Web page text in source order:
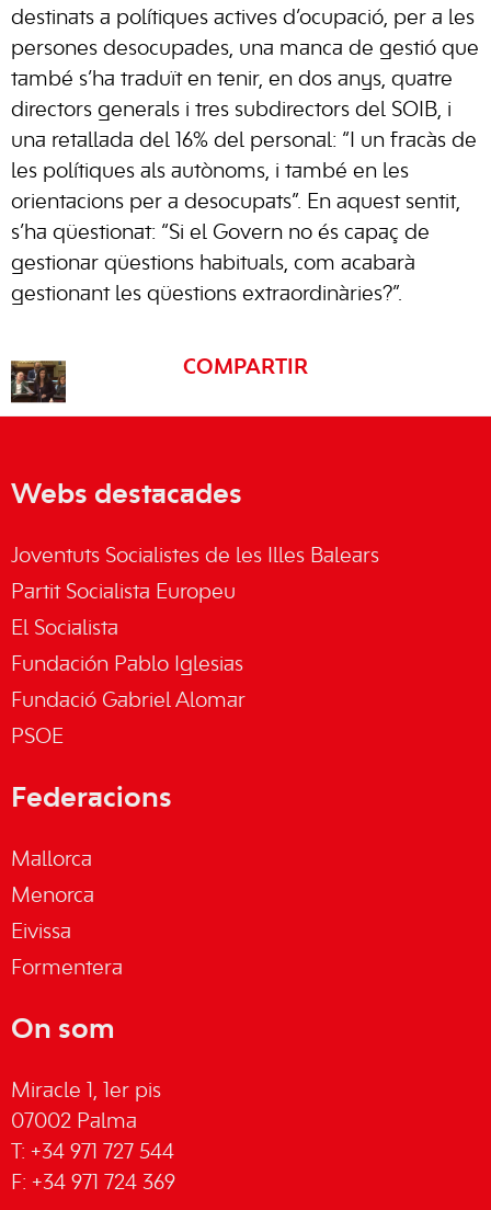
destinats a polítiques actives d’ocupació, per a les
persones desocupades, una manca de gestió que
també s’ha traduït en tenir, en dos anys, quatre
directors generals i tres subdirectors del SOIB, i
una retallada del 16% del personal: “I un fracàs de
les polítiques als autònoms, i també en les
orientacions per a desocupats”. En aquest sentit,
s’ha qüestionat: “Si el Govern no és capaç de
gestionar qüestions habituals, com acabarà
gestionant les qüestions extraordinàries?”.
COMPARTIR
Webs destacades
Joventuts Socialistes de les Illes Balears
Partit Socialista Europeu
El Socialista
Fundación Pablo Iglesias
Fundació Gabriel Alomar
PSOE
Federacions
Mallorca
Menorca
Eivissa
Formentera
On som
Miracle 1, 1er pis
07002 Palma
T: +34 971 727 544
F: +34 971 724 369